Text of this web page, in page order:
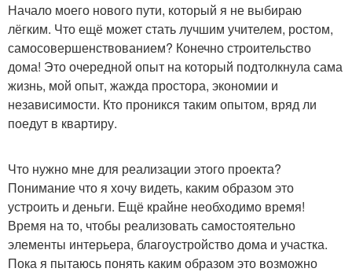
Начало моего нового пути, который я не выбираю
лёгким. Что ещё может стать лучшим учителем, ростом,
самосовершенствованием? Конечно строительство
дома! Это очередной опыт на который подтолкнула сама
жизнь, мой опыт, жажда простора, экономии и
независимости. Кто проникся таким опытом, вряд ли
поедут в квартиру.
Что нужно мне для реализации этого проекта?
Понимание что я хочу видеть, каким образом это
устроить и деньги. Ещё крайне необходимо время!
Время на то, чтобы реализовать самостоятельно
элементы интерьера, благоустройство дома и участка.
Пока я пытаюсь понять каким образом это возможно